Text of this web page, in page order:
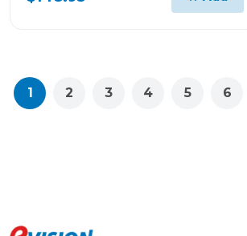
1 2 3 4 5 6